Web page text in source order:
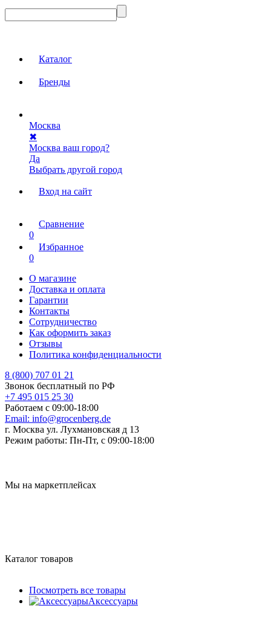
Каталог
Бренды
Москва
✖
Москва ваш город?
Да
Выбрать другой город
Вход на сайт
Сравнение
0
Избранное
0
О магазине
Доставка и оплата
Гарантии
Контакты
Сотрудничество
Как оформить заказ
Отзывы
Политика конфиденциальности
8 (800) 707 01 21
Звонок бесплатный по РФ
+7 495 015 25 30
Работаем с 09:00-18:00
Email: info@grocenberg.de
г. Москва ул. Лухмановская д 13
Режим работы: Пн-Пт, с 09:00-18:00
Мы на маркетплейсах
Каталог товаров
Посмотреть все товары
Аксессуары